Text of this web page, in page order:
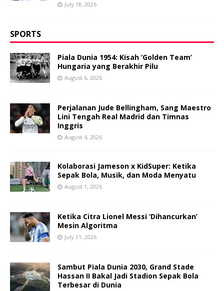
July 18, 2026
SPORTS
Piala Dunia 1954: Kisah ‘Golden Team’
Hungaria yang Berakhir Pilu
August 6, 2026
Perjalanan Jude Bellingham, Sang Maestro
Lini Tengah Real Madrid dan Timnas
Inggris
August 4, 2026
Kolaborasi Jameson x KidSuper: Ketika
Sepak Bola, Musik, dan Moda Menyatu
August 1, 2026
Ketika Citra Lionel Messi ‘Dihancurkan’
Mesin Algoritma
July 31, 2026
Sambut Piala Dunia 2030, Grand Stade
Hassan II Bakal Jadi Stadion Sepak Bola
Terbesar di Dunia